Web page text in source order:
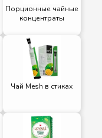
Порционные чайные
концентраты
Чай Mesh в стиках